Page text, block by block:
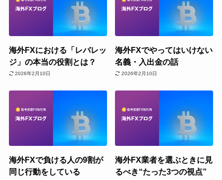
海外FXにおける「レバレッ
ジ」の本当の役割とは？
2026年2月10日
海外FXでやってはいけない
名義・入出金の話
2026年2月10日
海外FXで負ける人の9割が
同じ行動をしている
海外FX業者を選ぶときに見
るべき“たった3つの視点”